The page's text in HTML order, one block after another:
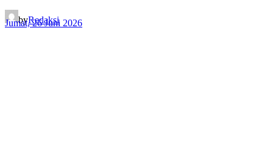
byRedaksi
Jumat, 26 Juni 2026